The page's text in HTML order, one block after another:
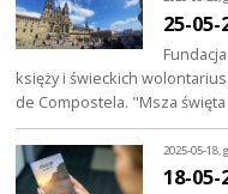
25-
księży i świeckich
de Compostela. "Msza
2025-05-18,
18-